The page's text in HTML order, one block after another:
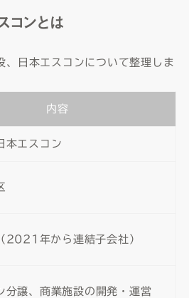
コンとは
、日本エスコンについて整理しま
内容
本エスコン
（2021年から連結子会社）
分譲、商業施設の開発・運営